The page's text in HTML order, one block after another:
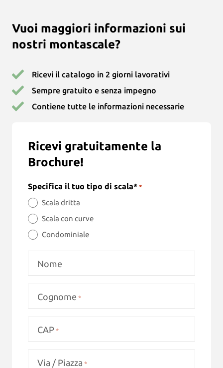
Vuoi maggiori informazioni sui
nostri montascale?
Ricevi il catalogo in 2 giorni lavorativi
Sempre gratuito e senza impegno
Contiene tutte le informazioni necessarie
Ricevi gratuitamente la
Brochure!
Specifica il tuo tipo di scala* *
Scala dritta
Scala con curve
Condominiale
Nome
Cognome *
CAP *
Via / Piazza *